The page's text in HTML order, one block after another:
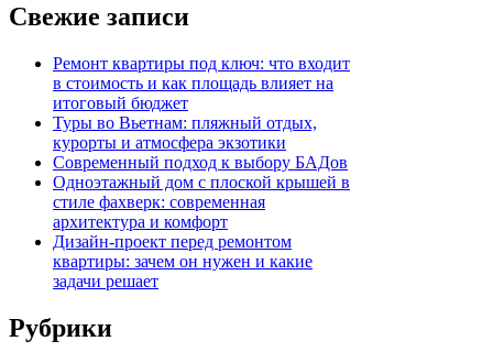
Свежие записи
Ремонт квартиры под ключ: что входит
в стоимость и как площадь влияет на
итоговый бюджет
Туры во Вьетнам: пляжный отдых,
курорты и атмосфера экзотики
Современный подход к выбору БАДов
Одноэтажный дом с плоской крышей в
стиле фахверк: современная
архитектура и комфорт
Дизайн-проект перед ремонтом
квартиры: зачем он нужен и какие
задачи решает
Рубрики